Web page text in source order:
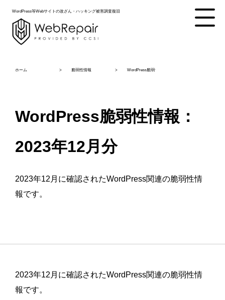
WordPress等Webサイトの改ざん・ハッキング被害調査復旧
ホーム 脆弱性情報 WordPress脆弱性情報：2023年12月分
WordPress脆弱性情報：
2023年12月分
2023年12月に確認されたWordPress関連の脆弱性情
報です。
2023年12月に確認されたWordPress関連の脆弱性情
報です。